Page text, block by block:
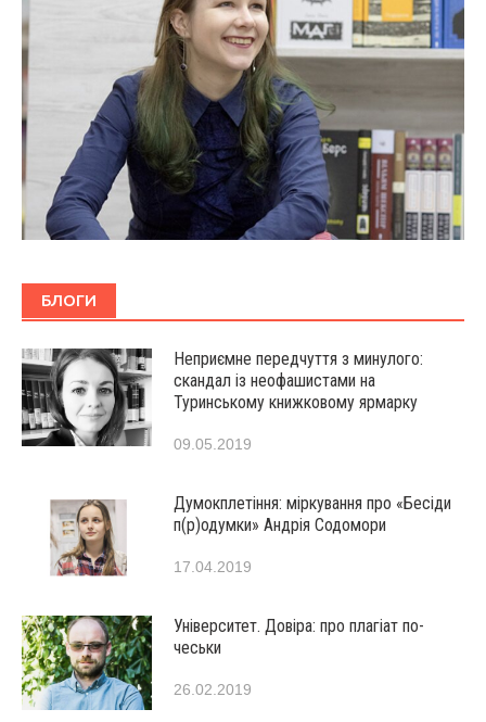
БЛОГИ
Неприємне передчуття з минулого:
скандал із неофашистами на
Туринському книжковому ярмарку
09.05.2019
Думокплетіння: міркування про «Бесіди
п(р)одумки» Андрія Содомори
17.04.2019
Університет. Довіра: про плагіат по-
чеськи
26.02.2019